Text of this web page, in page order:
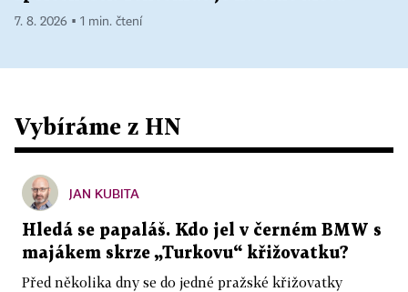
7. 8. 2026 ▪ 1 min. čtení
Vybíráme z HN
JAN KUBITA
Hledá se papaláš. Kdo jel v černém BMW s
majákem skrze „Turkovu“ křižovatku?
Před několika dny se do jedné pražské křižovatky